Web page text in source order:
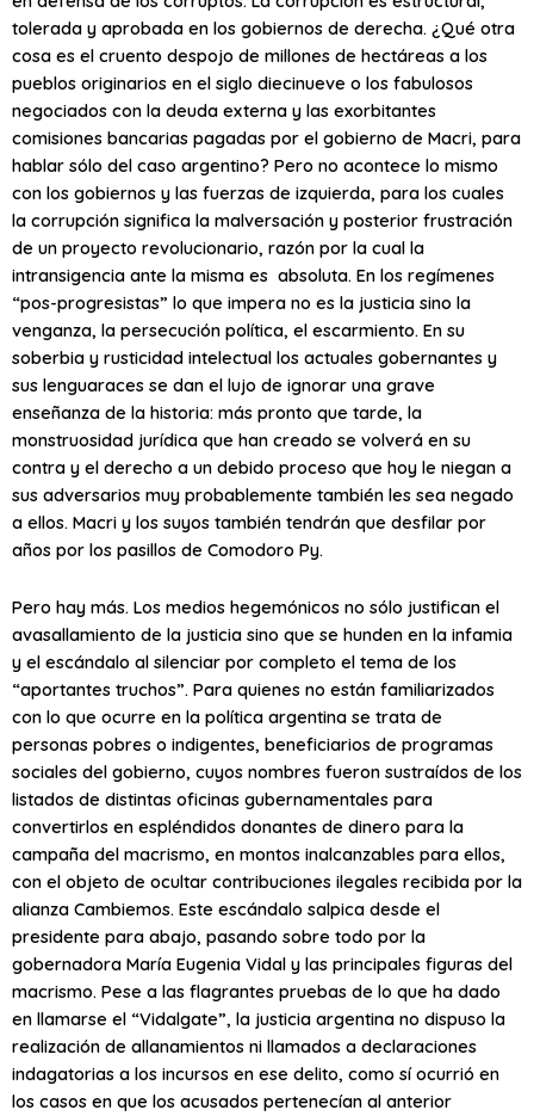
tolerada y aprobada en los gobiernos de derecha. ¿Qué otra
cosa es el cruento despojo de millones de hectáreas a los
pueblos originarios en el siglo diecinueve o los fabulosos
negociados con la deuda externa y las exorbitantes
comisiones bancarias pagadas por el gobierno de Macri, para
hablar sólo del caso argentino? Pero no acontece lo mismo
con los gobiernos y las fuerzas de izquierda, para los cuales
la corrupción significa la malversación y posterior frustración
de un proyecto revolucionario, razón por la cual la
intransigencia ante la misma es absoluta. En los regímenes
“pos-progresistas” lo que impera no es la justicia sino la
venganza, la persecución política, el escarmiento. En su
soberbia y rusticidad intelectual los actuales gobernantes y
sus lenguaraces se dan el lujo de ignorar una grave
enseñanza de la historia: más pronto que tarde, la
monstruosidad jurídica que han creado se volverá en su
contra y el derecho a un debido proceso que hoy le niegan a
sus adversarios muy probablemente también les sea negado
a ellos. Macri y los suyos también tendrán que desfilar por
años por los pasillos de Comodoro Py.
Pero hay más. Los medios hegemónicos no sólo justifican el
avasallamiento de la justicia sino que se hunden en la infamia
y el escándalo al silenciar por completo el tema de los
“aportantes truchos”. Para quienes no están familiarizados
con lo que ocurre en la política argentina se trata de
personas pobres o indigentes, beneficiarios de programas
sociales del gobierno, cuyos nombres fueron sustraídos de los
listados de distintas oficinas gubernamentales para
convertirlos en espléndidos donantes de dinero para la
campaña del macrismo, en montos inalcanzables para ellos,
con el objeto de ocultar contribuciones ilegales recibida por la
alianza Cambiemos. Este escándalo salpica desde el
presidente para abajo, pasando sobre todo por la
gobernadora María Eugenia Vidal y las principales figuras del
macrismo. Pese a las flagrantes pruebas de lo que ha dado
en llamarse el “Vidalgate”, la justicia argentina no dispuso la
realización de allanamientos ni llamados a declaraciones
indagatorias a los incursos en ese delito, como sí ocurrió en
los casos en que los acusados pertenecían al anterior